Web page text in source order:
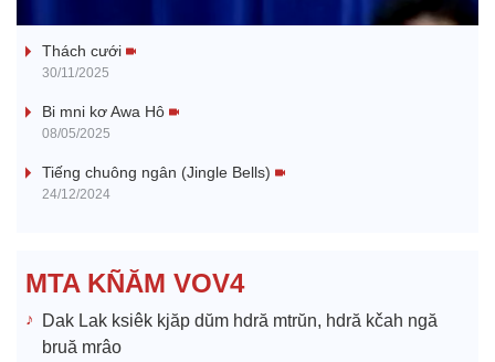
a
i
o
Thách cưới
30/11/2025
Bi mni kơ Awa Hô
08/05/2025
Tiếng chuông ngân (Jingle Bells)
24/12/2024
MTA KÑĂM VOV4
Dak Lak ksiêk kjăp dŭm hdră mtrŭn, hdră kčah ngă
bruă mrâo